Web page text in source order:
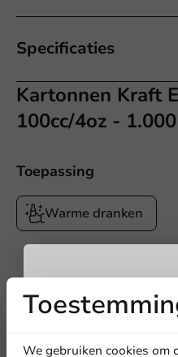
Specificaties
Kartonnen Kraft
100cc/4oz -
Toepassing
Warme dranken
We gebruiken cookies om